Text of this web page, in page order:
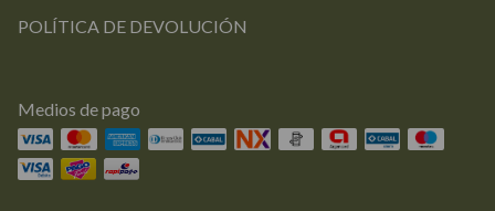
POLÍTICA DE DEVOLUCIÓN
Medios de pago